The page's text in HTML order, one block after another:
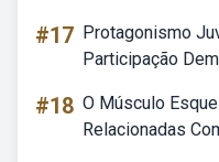
#17 Protagonismo
Participação
#18 O Músculo
Relacionadas